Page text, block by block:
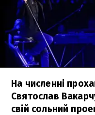
На численні
Святослав
свій сольний